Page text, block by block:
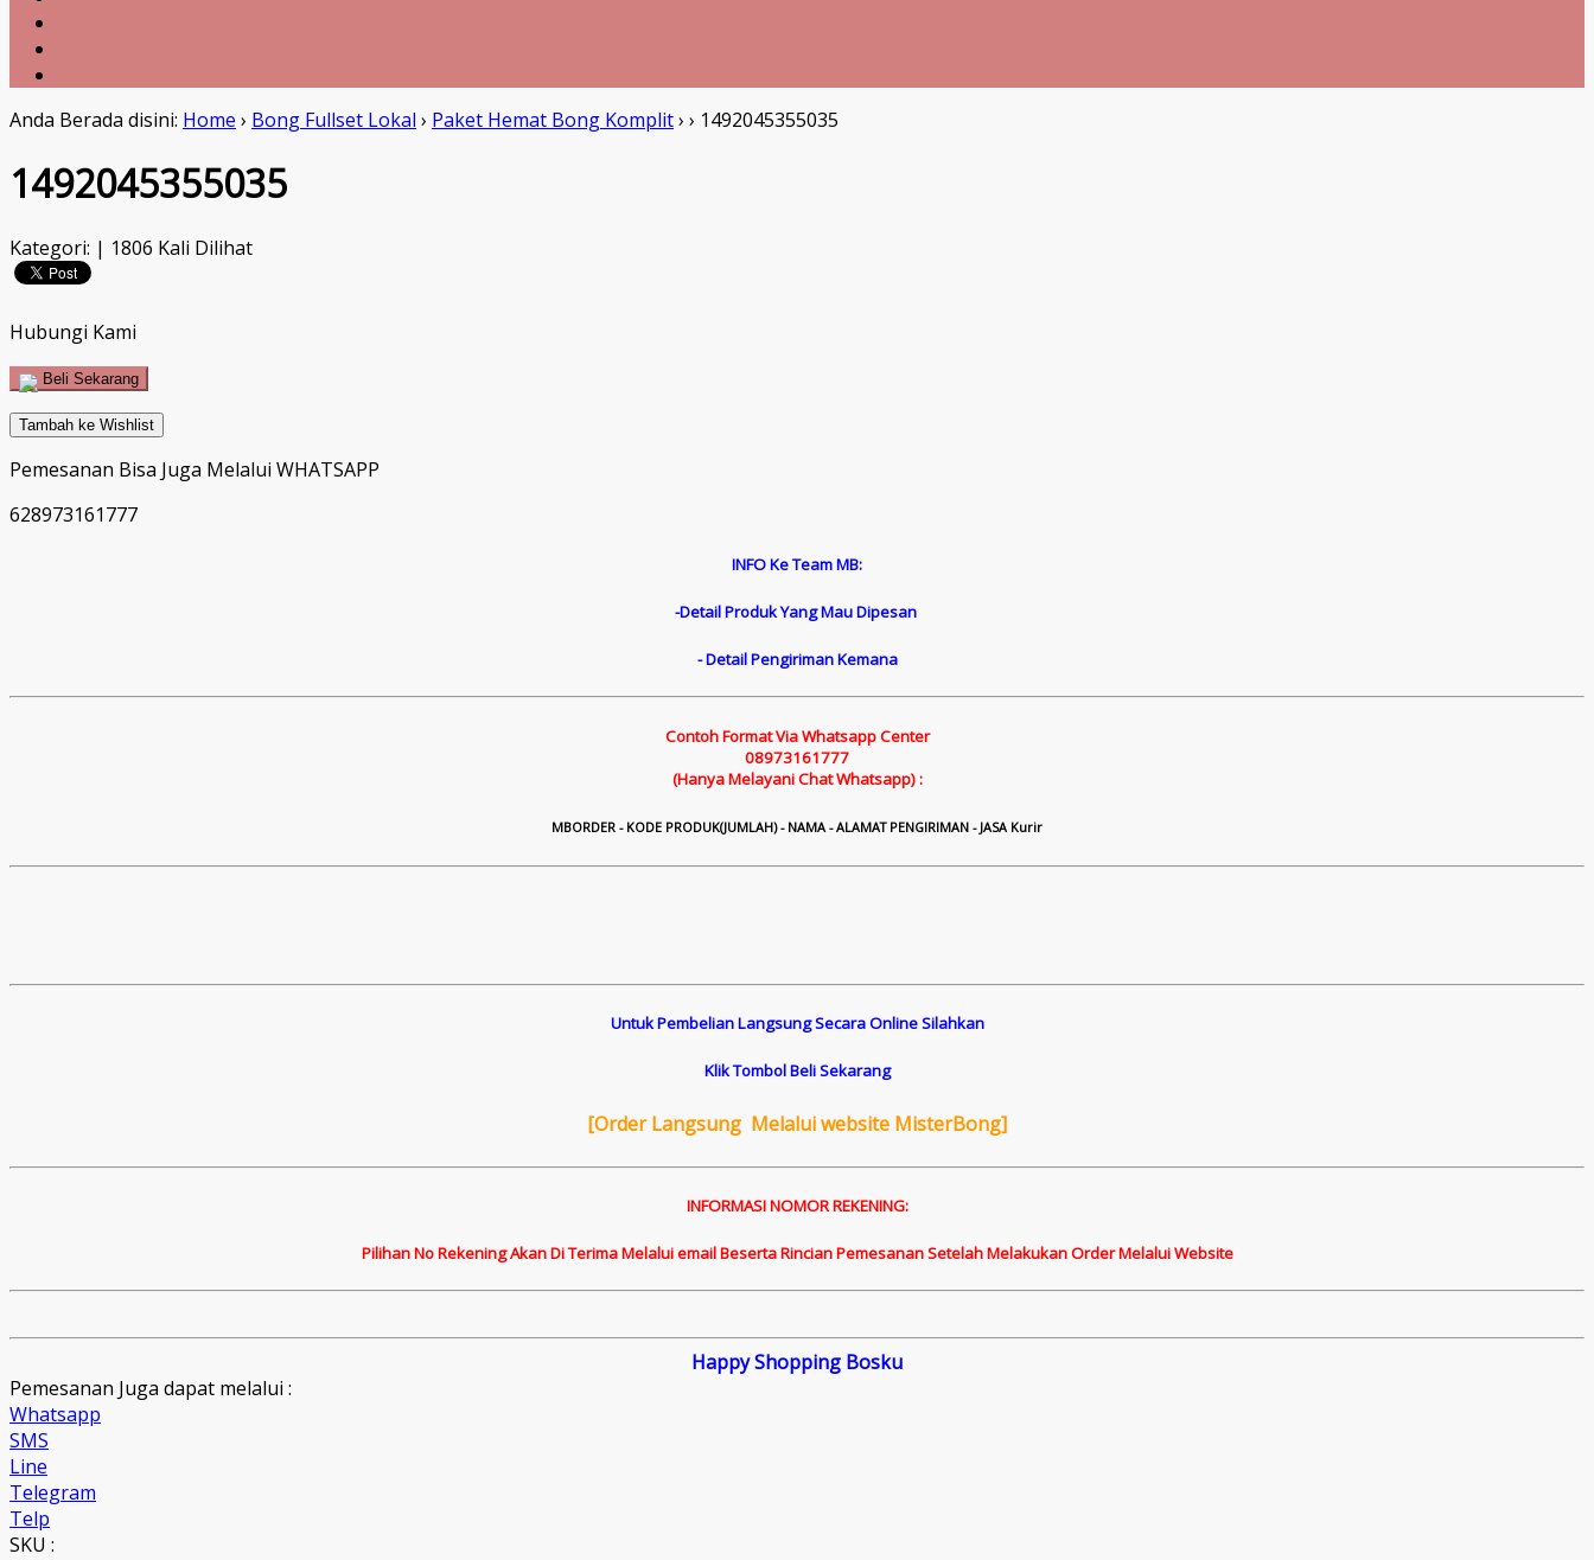
Anda Berada disini: Home › Bong Fullset Lokal › Paket Hemat Bong Komplit› › 1492045355035
1492045355035
Kategori: | 1806 Kali Dilihat
Hubungi Kami
Beli Sekarang
Tambah ke Wishlist
Pemesanan Bisa Juga Melalui WHATSAPP
628973161777
INFO Ke Team MB:
-Detail Produk Yang Mau Dipesan
- Detail Pengiriman Kemana
Contoh Format Via Whatsapp Center
08973161777
(Hanya Melayani Chat Whatsapp) :
MBORDER - KODE PRODUK(JUMLAH) - NAMA - ALAMAT PENGIRIMAN - JASA Kurir
Untuk Pembelian Langsung Secara Online Silahkan
Klik Tombol Beli Sekarang
[Order Langsung Melalui website MisterBong]
INFORMASI NOMOR REKENING:
Pilihan No Rekening Akan Di Terima Melalui email Beserta Rincian Pemesanan Setelah Melakukan Order Melalui Website
Happy Shopping Bosku
Pemesanan Juga dapat melalui :
Whatsapp
SMS
Line
Telegram
Telp
SKU :